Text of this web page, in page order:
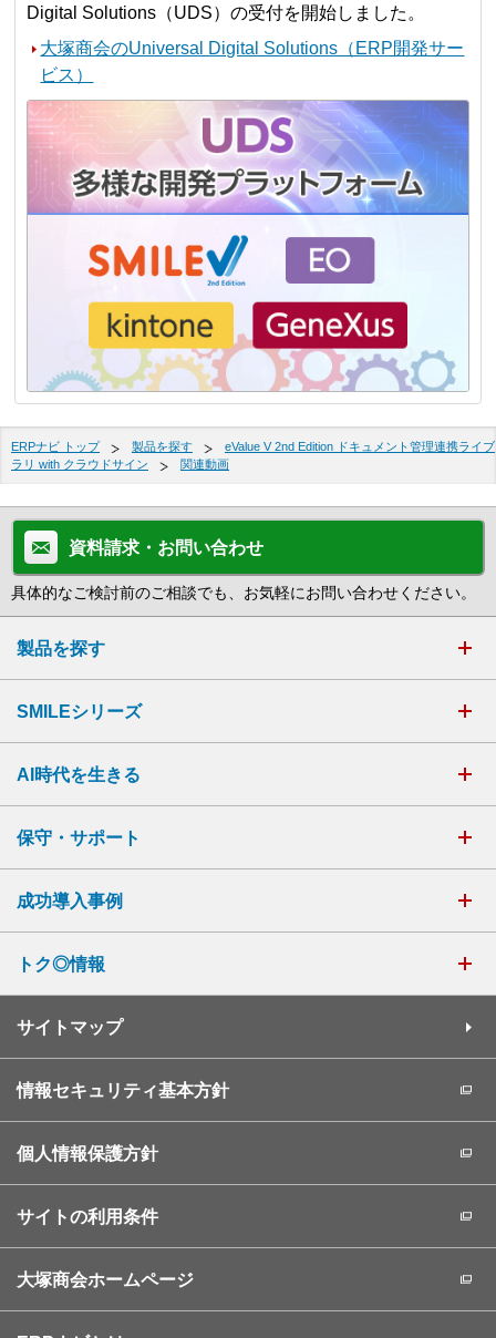
Digital Solutions（UDS）の受付を開始しました。
大塚商会のUniversal Digital Solutions（ERP開発サー
ビス）
ERPナビ トップ 製品を探す
eValue V 2nd Edition ドキュメント管理連携ライブ
ラリ with クラウドサイン
関連動画
資料請求・お問い合わせ
具体的なご検討前のご相談でも、お気軽にお問い合わせください。
製品を探す
SMILEシリーズ
AI時代を生きる
保守・サポート
成功導入事例
トク◎情報
サイトマップ
情報セキュリティ基本方針
個人情報保護方針
サイトの利用条件
大塚商会ホームページ